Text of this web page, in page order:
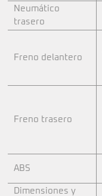
Neumático
trasero
Freno delantero
Freno trasero
ABS
Dimensiones y